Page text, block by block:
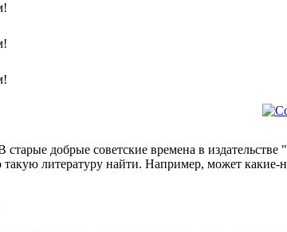
добрые советские времена в
литературу найти. Например, может какие-